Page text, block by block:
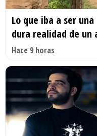
Lo que iba a ser
dura realidad de un
Hace 9 horas